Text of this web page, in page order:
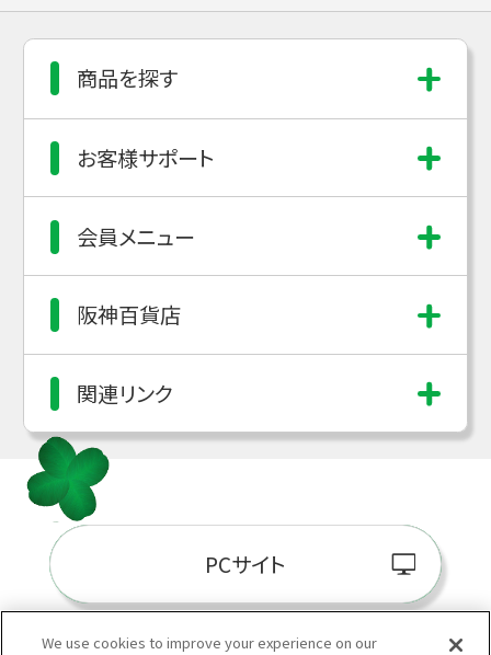
商品を探す
お客様サポート
会員メニュー
阪神百貨店
関連リンク
PCサイト
We use cookies to improve your experience on our